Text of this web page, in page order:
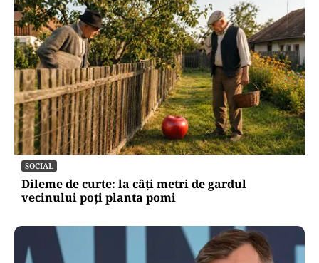
SOCIAL
Dileme de curte: la câți metri de gardul
vecinului poți planta pomi